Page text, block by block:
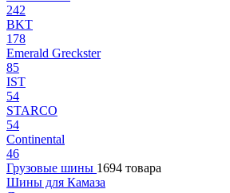
242
BKT
178
Emerald Greckster
85
IST
54
STARCO
54
Continental
46
Грузовые шины 1694 товара
Шины для Камаза